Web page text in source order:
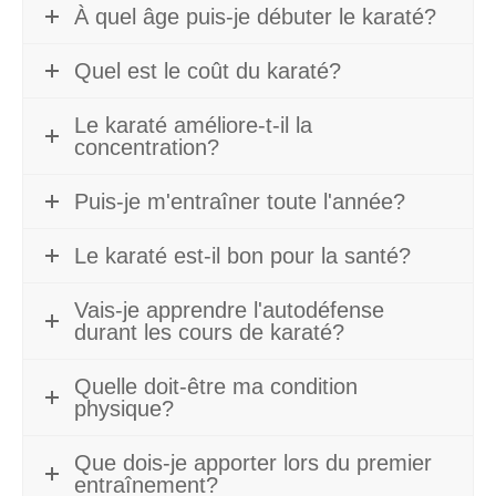
À quel âge puis-je débuter le karaté?
Quel est le coût du karaté?
Le karaté améliore-t-il la
concentration?
Puis-je m'entraîner toute l'année?
Le karaté est-il bon pour la santé?
Vais-je apprendre l'autodéfense
durant les cours de karaté?
Quelle doit-être ma condition
physique?
Que dois-je apporter lors du premier
entraînement?